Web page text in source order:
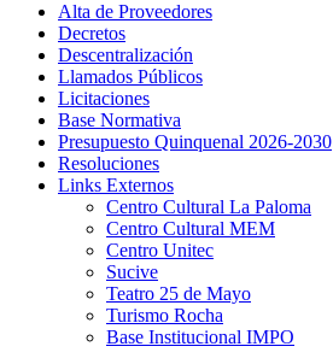
Alta de Proveedores
Decretos
Descentralización
Llamados Públicos
Licitaciones
Base Normativa
Presupuesto Quinquenal 2026-2030
Resoluciones
Links Externos
Centro Cultural La Paloma
Centro Cultural MEM
Centro Unitec
Sucive
Teatro 25 de Mayo
Turismo Rocha
Base Institucional IMPO